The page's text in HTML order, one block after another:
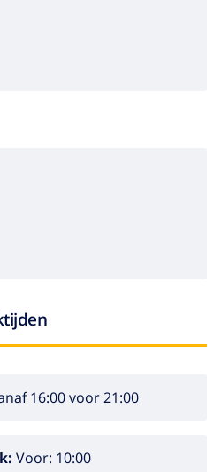
16:00 voor 21:00
Voor: 10:00